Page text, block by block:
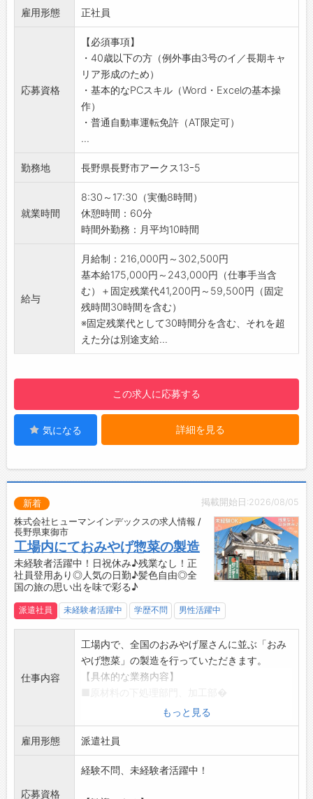
☆----------------------------------------
☆
◆時間単位年休制度あり！
有給休暇は1時間分、2時間分と時間単位でも取
得できます◎
☆----------------------------------------
☆
簡単申請！簡単受取！日払い即日払い対応！
☆----------------------------------------
☆
◆ご不明点はいつでもご相談ください！
即日対応!!フォロー体制もバッチリ
登録はご自宅からお電話で可能です◎
☆----------------------------------------
☆
◆職場見学可能！自分が働くイメージができま
す。
みなさまのご応募を心よりお待ちしております
＾＾
☆----------------------------------------
・全国自治体向けの防災品の提案営業
・既存のお客様への定期訪問
・商品の納品配達
・新商品のご案内
・見積書作成、受発注対応などもお願いしま
す。
※営業車（AT車）を使用します。
※年に1～2回程度、県外出張があります。
＜取扱商品＞
・医薬品
・防疫剤、殺虫剤
・環境衛生資材
・食品衛生資材
・防災用品など
【おすすめポイント】
・ノルマはなく、会社全体として目標に向け
て、営業活動を行っています。
・事業を通して地球と人間の「健康」に貢献で
きます。
・コミュニケーションを取ることが好きな方に
・入社後は先輩社員との同行営業からスター
ト、知識・経験をつけていきます。
・経験や実績をつけて、将来的には管理職への
キャリアアップも目指せます。
【職場の雰囲気】
せます。
して、安心して働ける環境です。
雇用形態 正社員
応募資格
【必須事項】
・40歳以下の方（例外事由3号のイ／長期キャ
リア形成のため）
・基本的なPCスキル（Word・Excelの基本操
作）
・普通自動車運転免許（AT限定可）
...
勤務地 長野県長野市アークス13ｰ5
就業時間
8:30～17:30（実働8時間）
休憩時間：60分
時間外勤務：月平均10時間
給与
月給制：216,000円～302,500円
基本給175,000円～243,000円（仕事手当含
む）＋固定残業代41,200円～59,500円（固定
残時間30時間を含む）
※固定残業代として30時間分を含む、それを超
えた分は別途支給...
この求人に応募する
気になる 詳細を見る
掲載開始日:2026/08/05
新着
株式会社ヒューマンインデックスの求人情報 /
長野県東御市
工場内にておみやげ惣菜の製造
未経験者活躍中！日祝休み♪残業なし！正
社員登用あり◎人気の日勤♪髪色自由◎全
国の旅の思い出を味で彩る♪
派遣社員 未経験者活躍中 学歴不問 男性活躍中
仕事内容
工場内で、全国のおみやげ屋さんに並ぶ「おみ
やげ惣菜」の製造を行っていただきます。
【具体的な業務内容】
・原料の仕込み、調味作業
・大量調理の温度管理
・原料の充填、作業中の殺菌温度管理
・食品中の金属などの異物混入チェック
・工場内の清掃、衛生管理 など
もっと見る
雇用形態 派遣社員
応募資格
経験不問、未経験者活躍中！